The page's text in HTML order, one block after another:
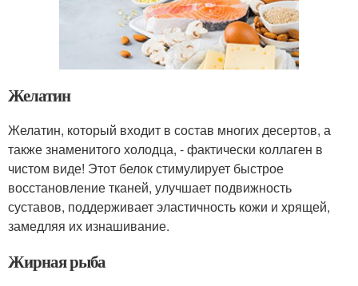
Желатин
Желатин, который входит в состав многих десертов, а
также знаменитого холодца, - фактически коллаген в
чистом виде! Этот белок стимулирует быстрое
восстановление тканей, улучшает подвижность
суставов, поддерживает эластичность кожи и хрящей,
замедляя их изнашивание.
Жирная рыба